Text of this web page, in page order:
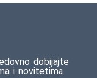
dobijajte
i novitetima